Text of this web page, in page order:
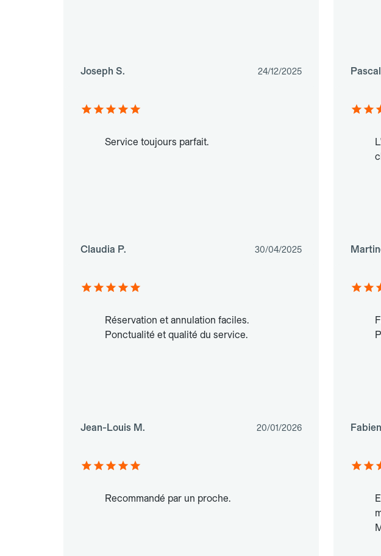
Joseph S. 24/12/2025
Service toujours parfait.
Claudia P. 30/04/2025
Réservation et annulation faciles.
Ponctualité et qualité du service.
Jean-Louis M. 20/01/2026
Recommandé par un proche.